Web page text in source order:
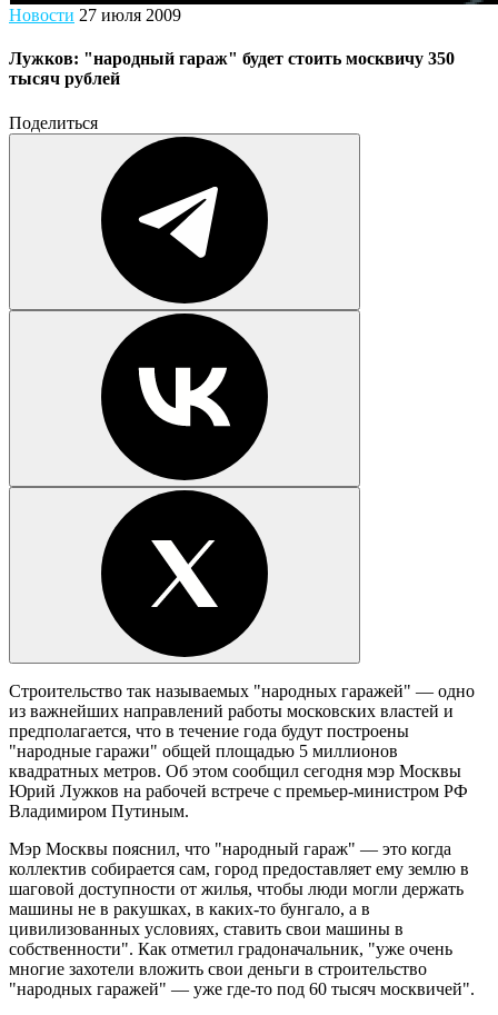
Новости 27 июля 2009
Лужков: "народный гараж" будет стоить москвичу 350
тысяч рублей
Поделиться
Строительство так называемых "народных гаражей" — одно
из важнейших направлений работы московских властей и
предполагается, что в течение года будут построены
"народные гаражи" общей площадью 5 миллионов
квадратных метров. Об этом сообщил сегодня мэр Москвы
Юрий Лужков на рабочей встрече с премьер-министром РФ
Владимиром Путиным.
Мэр Москвы пояснил, что "народный гараж" — это когда
коллектив собирается сам, город предоставляет ему землю в
шаговой доступности от жилья, чтобы люди могли держать
машины не в ракушках, в каких-то бунгало, а в
цивилизованных условиях, ставить свои машины в
собственности". Как отметил градоначальник, "уже очень
многие захотели вложить свои деньги в строительство
"народных гаражей" — уже где-то под 60 тысяч москвичей".